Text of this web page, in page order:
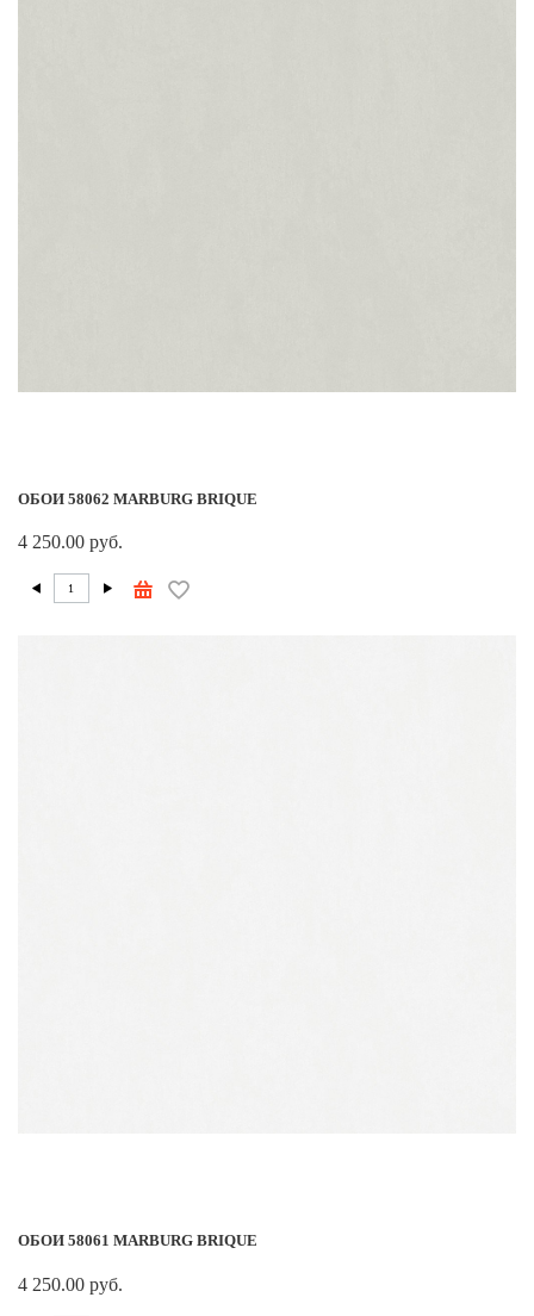
ОБОИ 58062 MARBURG BRIQUE
4 250.00 руб.
ОБОИ 58061 MARBURG BRIQUE
4 250.00 руб.